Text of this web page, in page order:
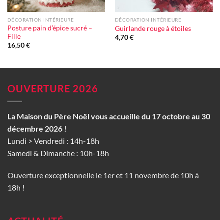
DÉCORATION INTÉRIEURE
Posture pain d’épice sucré –
Fille
16,50€
DÉCORATION INTÉRIEURE
Guirlande rouge à étoiles
4,70€
OUVERTURE 2026
La Maison du Père Noël vous accueille du 17 octobre au 30
décembre 2026 !
Lundi > Vendredi : 14h-18h
Samedi & Dimanche : 10h-18h
Ouverture exceptionnelle le 1er et 11 novembre de 10h à
18h !